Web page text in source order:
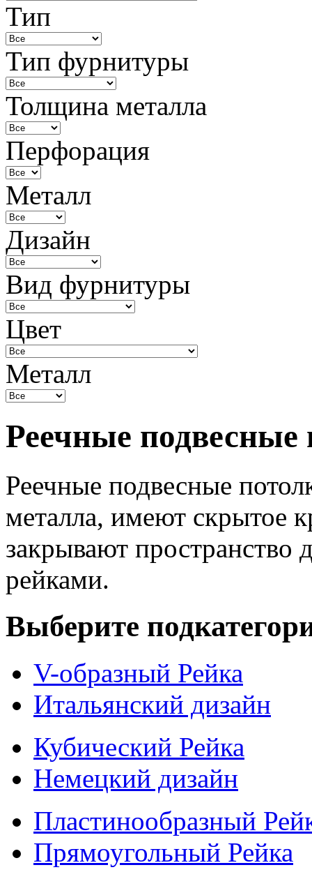
Тип
Тип фурнитуры
Толщина металла
Перфорация
Металл
Дизайн
Вид фурнитуры
Цвет
Металл
Реечные подвесные
Реечные подвесные
металла, имеют скрытое
закрывают
рейками.
Выберите
V-образный Рейка
Итальянский дизайн
Кубический Рейка
Немецкий дизайн
Пластинообразный
Прямоугольный Рейка